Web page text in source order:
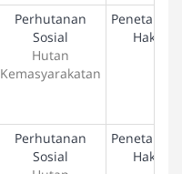
Perhutanan
Sosial
Hutan
Kemasyarakatan
Penetapan
Hak
Perhutanan
Sosial
Penetapan
Hak